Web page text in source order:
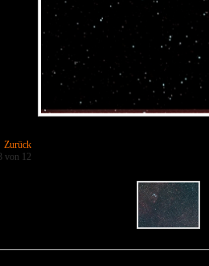
Zurück
von 12